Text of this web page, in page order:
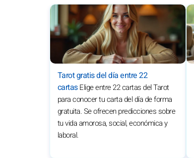
Tarot gratis del día entre 22
cartasElige entre 22 cartas del Tarot
para conocer tu carta del día de forma
gratuita. Se ofrecen predicciones sobre
tu vida amorosa, social, económica y
laboral.